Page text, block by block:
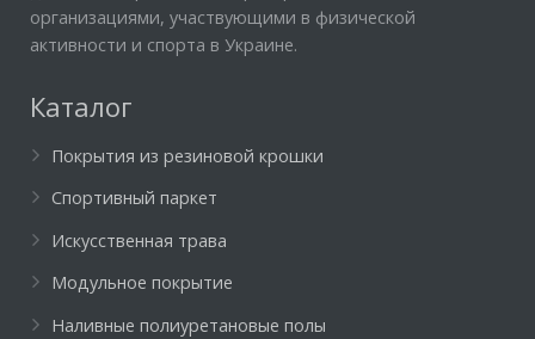
организациями, участвующими в физической
активности и спорта в Украине.
Каталог
Покрытия из резиновой крошки
Спортивный паркет
Искусственная трава
Модульное покрытие
Наливные полиуретановые полы